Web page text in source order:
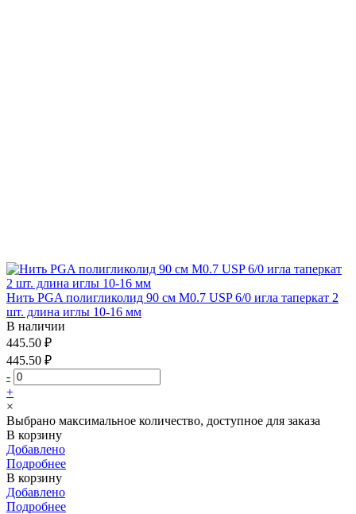
Нить PGA полигликолид 90 см М0.7 USP 6/0 игла таперкат 2
шт. длина иглы 10-16 мм
В наличии
445.50 ₽
445.50 ₽
-
+
×
Выбрано максимальное количество, доступное для заказа
В корзину
Добавлено
Подробнее
В корзину
Добавлено
Подробнее